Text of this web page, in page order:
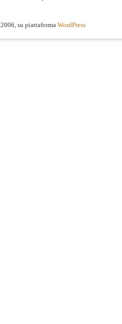
2006, su piattaforma WordPress